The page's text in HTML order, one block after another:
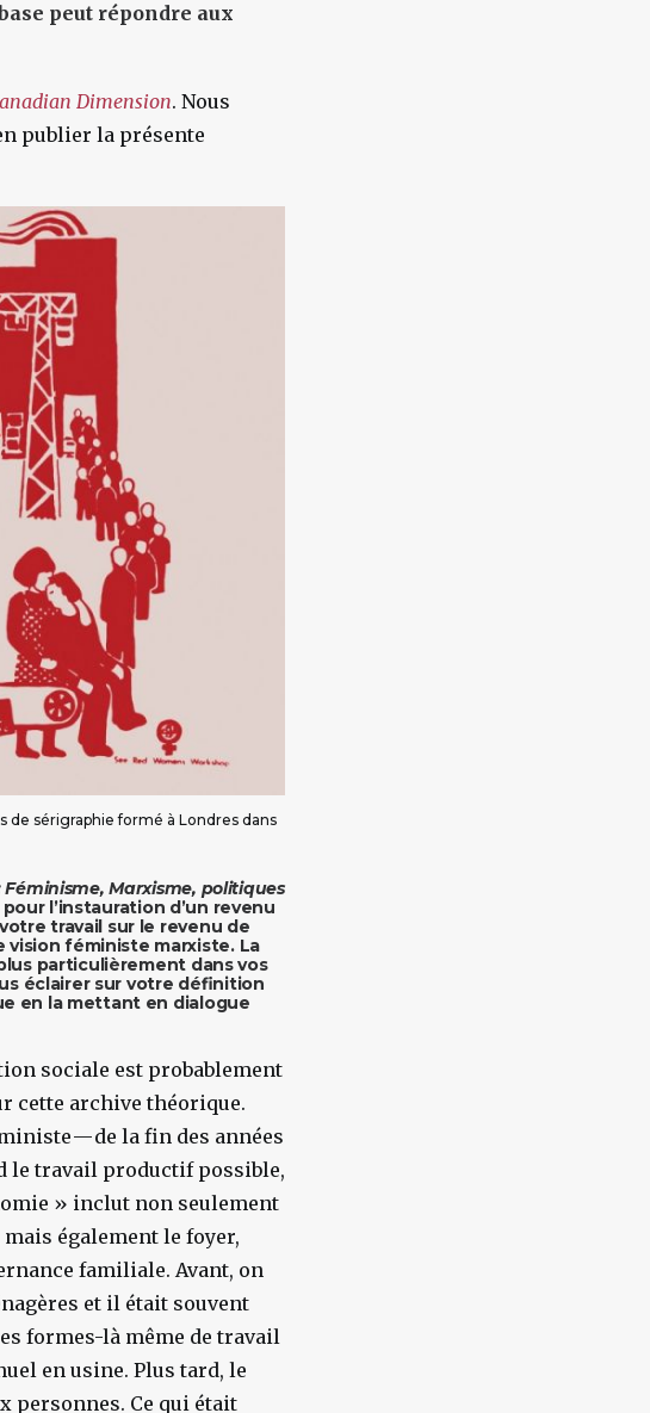
peut répondre aux
Dimension. Nous
publier la présente
de sérigraphie formé à Londres dans
Marxisme, politiques
l’instauration d’un revenu
travail sur le revenu de
vision féministe marxiste. La
particulièrement dans vos
éclairer sur votre définition
en la mettant en dialogue
sociale est probablement
cette archive théorique.
— de la fin des années
le travail productif possible,
» inclut non seulement
également le foyer,
familiale. Avant, on
et il était souvent
formes-là même de travail
en usine. Plus tard, le
personnes. Ce qui était